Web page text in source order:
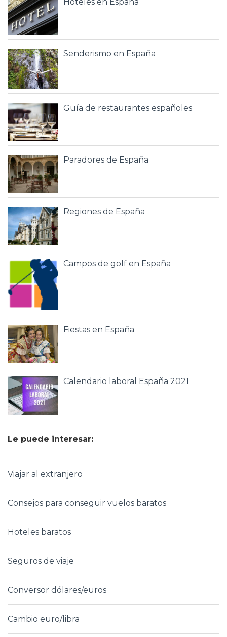
Senderismo en España
Guía de restaurantes españoles
Paradores de España
Regiones de España
Campos de golf en España
Fiestas en España
Calendario laboral España 2021
Le puede interesar:
Viajar al extranjero
Consejos para conseguir vuelos baratos
Hoteles baratos
Seguros de viaje
Conversor dólares/euros
Cambio euro/libra